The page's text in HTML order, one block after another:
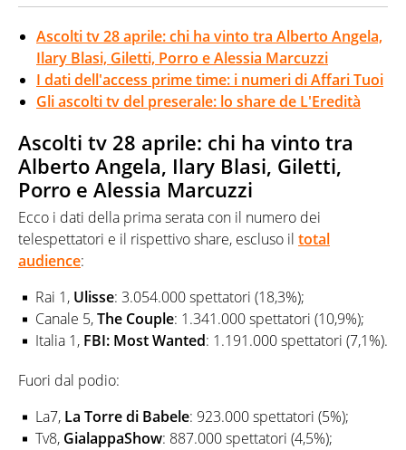
Ascolti tv 28 aprile: chi ha vinto tra Alberto Angela,
Ilary Blasi, Giletti, Porro e Alessia Marcuzzi
I dati dell'access prime time: i numeri di Affari Tuoi
Gli ascolti tv del preserale: lo share de L'Eredità
Ascolti tv 28 aprile: chi ha vinto tra
Alberto Angela, Ilary Blasi, Giletti,
Porro e Alessia Marcuzzi
Ecco i dati della prima serata con il numero dei
telespettatori e il rispettivo share, escluso il total
audience:
Rai 1, Ulisse: 3.054.000 spettatori (18,3%);
Canale 5,The Couple: 1.341.000 spettatori (10,9%);
Italia 1, FBI: Most Wanted: 1.191.000 spettatori (7,1%).
Fuori dal podio:
La7, La Torre di Babele: 923.000 spettatori (5%);
Tv8, GialappaShow: 887.000 spettatori (4,5%);